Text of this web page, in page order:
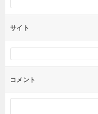
サイト
コメント